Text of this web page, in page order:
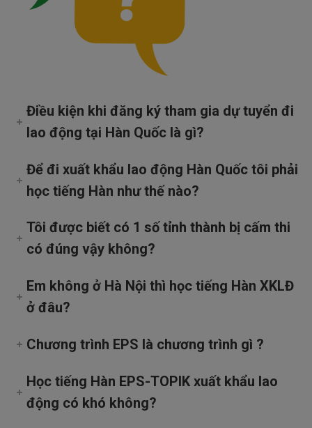
Điều kiện khi đăng ký tham gia dự tuyển đi
lao động tại Hàn Quốc là gì?
Để đi xuất khẩu lao động Hàn Quốc tôi phải
học tiếng Hàn như thế nào?
Tôi được biết có 1 số tỉnh thành bị cấm thi
có đúng vậy không?
Em không ở Hà Nội thì học tiếng Hàn XKLĐ
ở đâu?
Chương trình EPS là chương trình gì ?
Học tiếng Hàn EPS-TOPIK xuất khẩu lao
động có khó không?